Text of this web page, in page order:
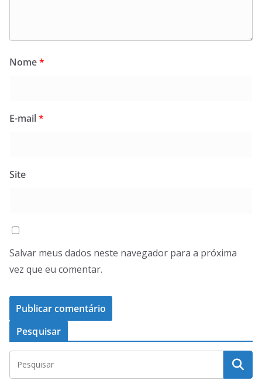
Nome*
E-mail*
Site
Salvar meus dados neste navegador para a próxima
vez que eu comentar.
Pesquisar